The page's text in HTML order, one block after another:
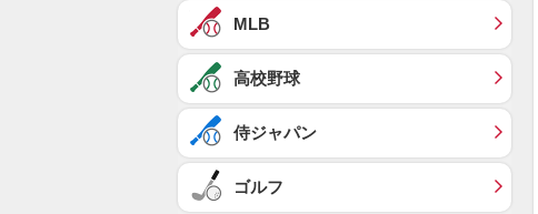
MLB
高校野球
侍ジャパン
ゴルフ